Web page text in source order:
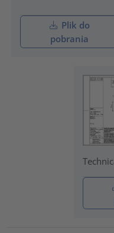
Plik do
pobrania